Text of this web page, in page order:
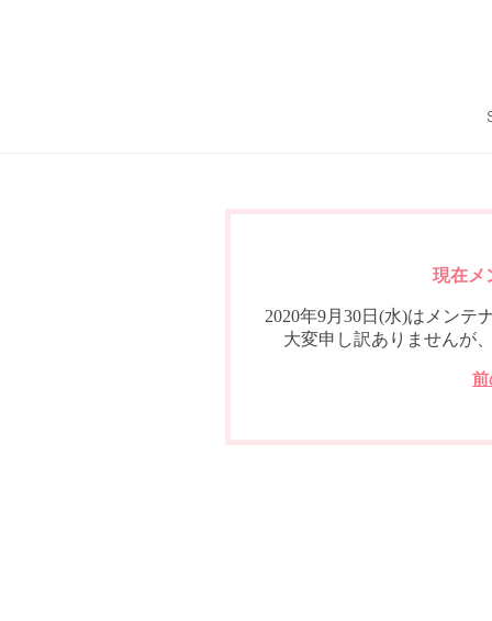
現在メ
2020年9月30日(水)はメンテ
大変申し訳ありませんが
前